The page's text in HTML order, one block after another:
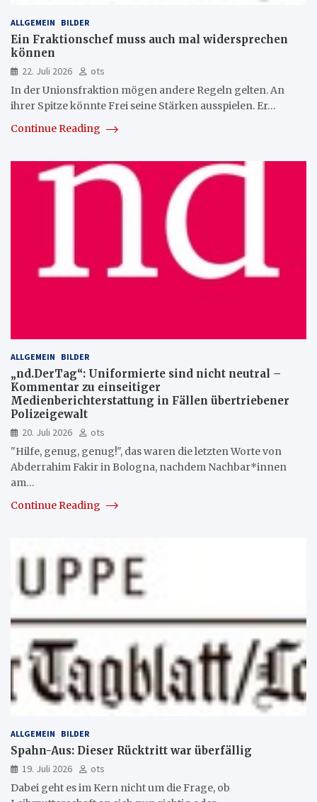
ALLGEMEIN BILDER
Ein Fraktionschef muss auch mal widersprechen
können
22. Juli 2026
ots
In der Unionsfraktion mögen andere Regeln gelten. An
ihrer Spitze könnte Frei seine Stärken ausspielen. Er…
Continue Reading
ALLGEMEIN BILDER
„nd.DerTag“: Uniformierte sind nicht neutral –
Kommentar zu einseitiger
Medienberichterstattung in Fällen übertriebener
Polizeigewalt
20. Juli 2026
ots
"Hilfe, genug, genug!", das waren die letzten Worte von
Abderrahim Fakir in Bologna, nachdem Nachbar*innen
am…
Continue Reading
ALLGEMEIN BILDER
Spahn-Aus: Dieser Rücktritt war überfällig
19. Juli 2026
ots
Dabei geht es im Kern nicht um die Frage, ob